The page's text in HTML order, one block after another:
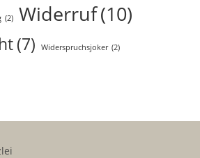
(2) Widerruf(10)
(7) Widerspruchsjoker (2)